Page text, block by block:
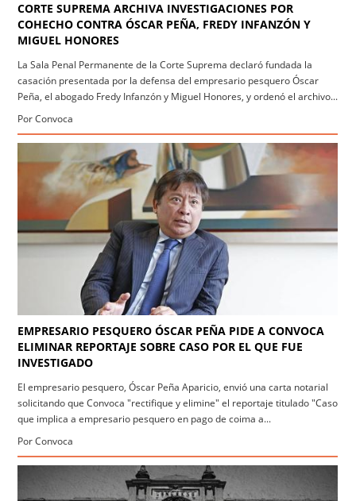
CORTE SUPREMA ARCHIVA INVESTIGACIONES POR
COHECHO CONTRA ÓSCAR PEÑA, FREDY INFANZÓN Y
MIGUEL HONORES
La Sala Penal Permanente de la Corte Suprema declaró fundada la
casación presentada por la defensa del empresario pesquero Óscar
Peña, el abogado Fredy Infanzón y Miguel Honores, y ordenó el archivo...
Por Convoca
EMPRESARIO PESQUERO ÓSCAR PEÑA PIDE A CONVOCA
ELIMINAR REPORTAJE SOBRE CASO POR EL QUE FUE
INVESTIGADO
El empresario pesquero, Óscar Peña Aparicio, envió una carta notarial
solicitando que Convoca "rectifique y elimine" el reportaje titulado "Caso
que implica a empresario pesquero en pago de coima a...
Por Convoca